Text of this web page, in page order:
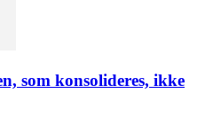
som konsolideres, ikke